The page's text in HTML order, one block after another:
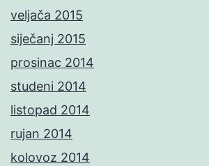
veljača 2015
siječanj 2015
prosinac 2014
studeni 2014
listopad 2014
rujan 2014
kolovoz 2014